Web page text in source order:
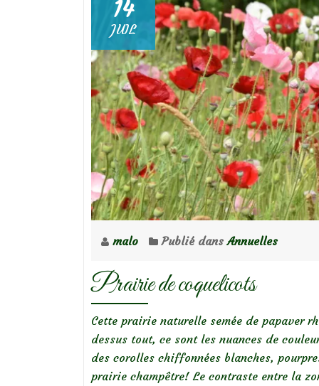
14
JUIL
malo Publié dansAnnuelles
Prairie de coquelicots
Cette prairie naturelle semée de papaver
dessus tout, ce sont les nuances de
des corolles chiffonnées blanches,
prairie champêtre! Le contraste entre la